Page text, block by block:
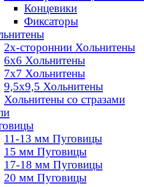
Концевики
Фиксаторы
2х-стороннии Хольнитены
6х6 Хольнитены
7х7 Хольнитены
9,5х9,5 Хольнитены
Хольнитены со стразами
11-13 мм Пуговицы
15 мм Пуговицы
17-18 мм Пуговицы
20 мм Пуговицы